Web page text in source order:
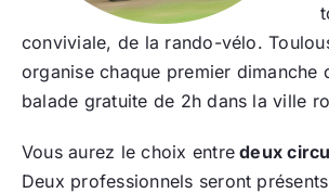
conviviale, de la rando-vélo.
organise chaque premier dimanche
balade gratuite de 2h dans la ville
Vous aurez le choix entredeux
Deux professionnels seront